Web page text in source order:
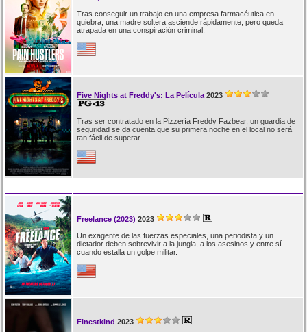
Tras conseguir un trabajo en una empresa farmacéutica en
quiebra, una madre soltera asciende rápidamente, pero queda
atrapada en una conspiración criminal.
Five Nights at Freddy's: La Película 2023
Tras ser contratado en la Pizzería Freddy Fazbear, un guardia de
seguridad se da cuenta que su primera noche en el local no será
tan fácil de superar.
Freelance (2023) 2023
Un exagente de las fuerzas especiales, una periodista y un
dictador deben sobrevivir a la jungla, a los asesinos y entre sí
cuando estalla un golpe militar.
Finestkind 2023